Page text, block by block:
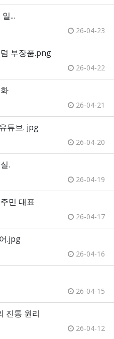
...
26-04-23
부장품.png
26-04-22
26-04-21
튜브. jpg
26-04-20
.
26-04-19
민 대표
26-04-17
.jpg
26-04-16
26-04-15
진통 원리
26-04-12